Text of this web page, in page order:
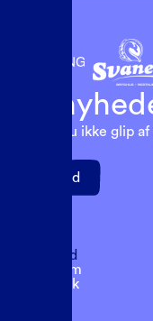
Få
Så går du ikke glip
Tilmeld
Følg med
Instagram
Facebook